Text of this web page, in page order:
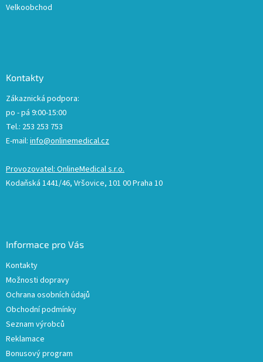
Velkoobchod
Kontakty
Zákaznická podpora:
po - pá 9:00-15:00
Tel.: 253 253 753
E-mail: info@onlinemedical.cz
Provozovatel: OnlineMedical s.r.o.
Kodaňská 1441/46, Vršovice, 101 00 Praha 10
Informace pro Vás
Kontakty
Možnosti dopravy
Ochrana osobních údajů
Obchodní podmínky
Seznam výrobců
Reklamace
Bonusový program